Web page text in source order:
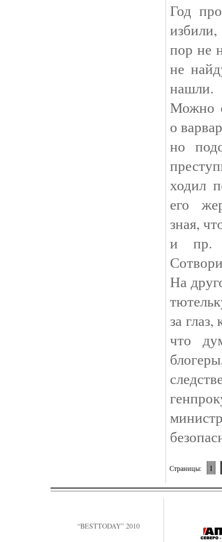
Год
пор не
не
нашли.
Можно
о
но
ходил
его
зная,
и пр.
На
за
что
Страницы: 1
“BESTTODAY” 2010